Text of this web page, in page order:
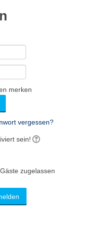
merken
vergessen?
sein!
zugelassen